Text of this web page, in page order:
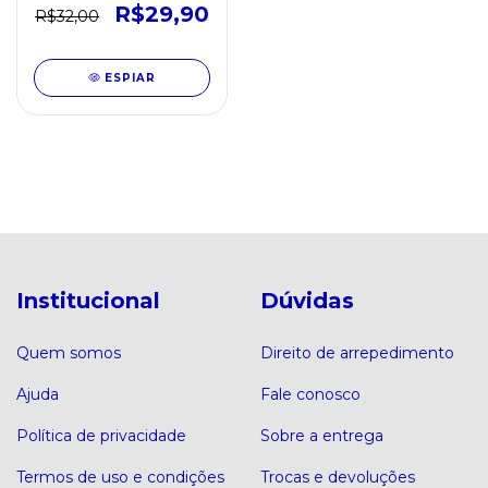
R$32,00
R$29,90
ESPIAR
Institucional
Quem somos
Ajuda
Política de privacidade
Termos de uso e condições
Dúvidas
Direito de arrepedimento
Fale conosco
Sobre a entrega
Trocas e devoluções